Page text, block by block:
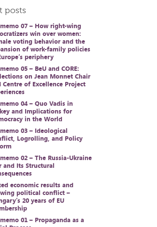
posts
07 – How right-wing
win over women:
voting behavior and the
of work-family policies
periphery
05 – BeU and CORE:
on Jean Monnet Chair
Centre of Excellence Project
04 – Quo Vadis in
and Implications for
in the World
03 – Ideological
Logrolling, and Policy
02 – The Russia-Ukraine
and Its Structural
economic results and
political conflict –
20 years of EU
01 – Propaganda as a